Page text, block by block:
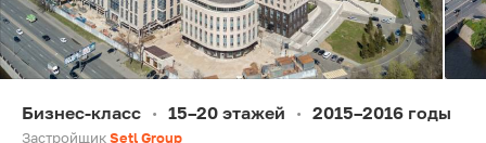
Бизнес-класс • 15–20 этажей • 2015–2016 годы
ЗастройщикSetl Group